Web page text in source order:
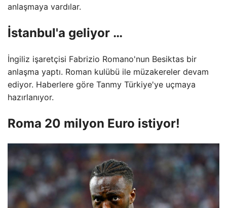
anlaşmaya vardılar.
İstanbul'a geliyor …
İngiliz işaretçisi Fabrizio Romano'nun Besiktas bir
anlaşma yaptı. Roman kulübü ile müzakereler devam
ediyor. Haberlere göre Tanmy Türkiye'ye uçmaya
hazırlanıyor.
Roma 20 milyon Euro istiyor!